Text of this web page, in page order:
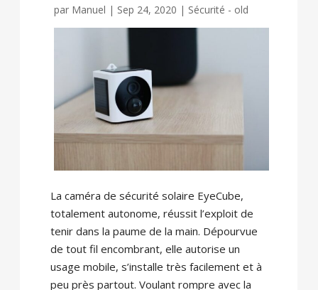
par Manuel | Sep 24, 2020 | Sécurité - old
La caméra de sécurité solaire EyeCube,
totalement autonome, réussit l’exploit de
tenir dans la paume de la main. Dépourvue
de tout fil encombrant, elle autorise un
usage mobile, s’installe très facilement et à
peu près partout. Voulant rompre avec la